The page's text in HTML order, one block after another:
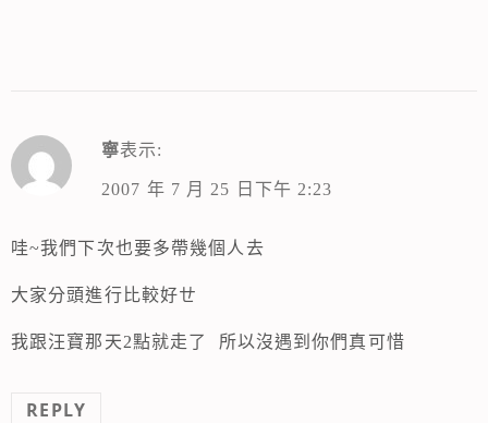
寧表示:
2007 年 7 月 25 日下午 2:23
哇~我們下次也要多帶幾個人去
大家分頭進行比較好ㄝ
我跟汪寶那天2點就走了 所以沒遇到你們真可惜
REPLY